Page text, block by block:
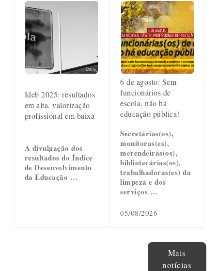
Ideb 2025: resultados
em alta, valorização
profissional em baixa
A divulgação dos
resultados do Índice
de Desenvolvimento
da Educação …
6 de agosto: Sem
funcionários de
escola, não há
educação pública!
Secretárias(os),
monitoras(es),
merendeiras(os),
bibliotecárias(os),
trabalhadoras(es) da
limpeza e dos
serviços …
05/08/2026
Mais
notícias